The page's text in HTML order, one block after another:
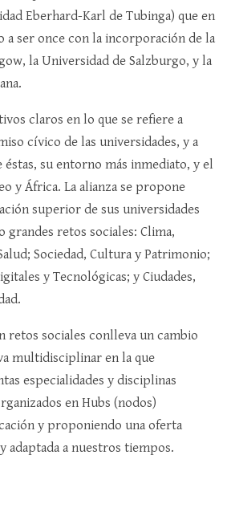
Eberhard-Karl de Tubinga) que en
a ser once con la incorporación de la
la Universidad de Salzburgo, y la
claros en lo que se refiere a
cívico de las universidades, y a
su entorno más inmediato, y el
y África. La alianza se propone
superior de sus universidades
grandes retos sociales: Clima,
Sociedad, Cultura y Patrimonio;
y Tecnológicas; y Ciudades,
retos sociales conlleva un cambio
multidisciplinar en la que
especialidades y disciplinas
en Hubs (nodos)
y proponiendo una oferta
adaptada a nuestros tiempos.